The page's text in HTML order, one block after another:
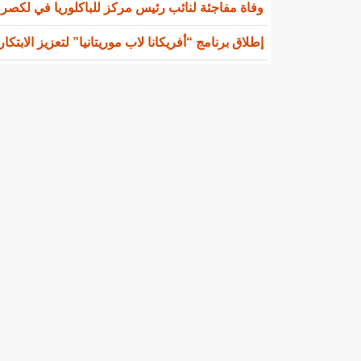
وفاة مفاجئة لنائب رئيس مركز للباكلوريا في لكصر
إطلاق برنامج “أفريكانا لاب موريتانيا” لتعزيز